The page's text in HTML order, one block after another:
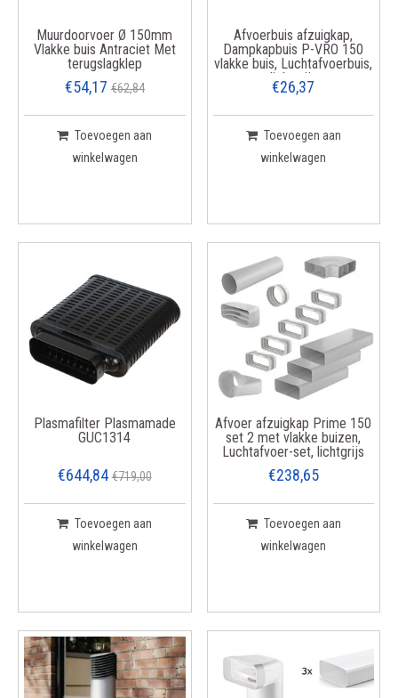
Muurdoorvoer Ø 150mm
Vlakke buis Antraciet Met
terugslagklep
€54,17 €62,84
Toevoegen aan
winkelwagen
Afvoerbuis afzuigkap,
Dampkapbuis P-VRO 150
vlakke buis, Luchtafvoerbuis,
lichtgrijs
€26,37
Toevoegen aan
winkelwagen
Plasmafilter Plasmamade
GUC1314
€644,84 €719,00
Toevoegen aan
winkelwagen
Afvoer afzuigkap Prime 150
set 2 met vlakke buizen,
Luchtafvoer-set, lichtgrijs
€238,65
Toevoegen aan
winkelwagen